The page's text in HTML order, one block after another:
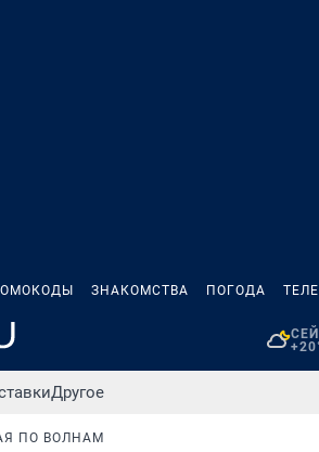
ЗНАКОМСТВА ПОГОДА
Другое
ПО ВОЛНАМ